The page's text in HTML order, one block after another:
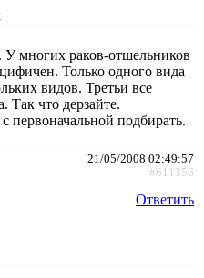
многих раков-отшельников
Только одного вида
видов. Третьи все
Так что дерзайте.
первоначальной подбирать.
21/05/2008 02:49:57
#611356
Ответить